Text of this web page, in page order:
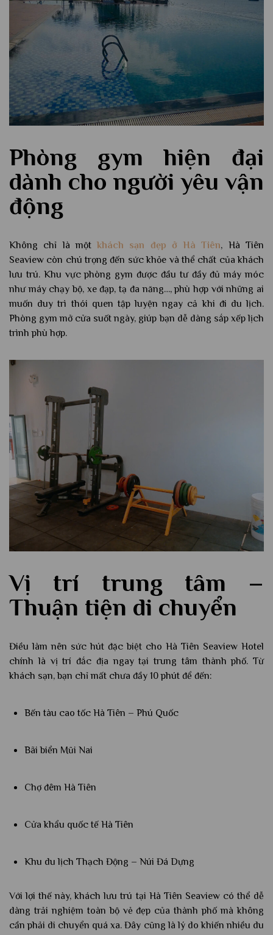
Phòng gym hiện đại
dành cho người yêu vận
động
Không chỉ là mộtkhách sạn đẹp ở Hà Tiên, Hà Tiên
Seaview còn chú trọng đến sức khỏe và thể chất của khách
lưu trú. Khu vực phòng gym được đầu tư đầy đủ máy móc
như máy chạy bộ, xe đạp, tạ đa năng…, phù hợp với những ai
muốn duy trì thói quen tập luyện ngay cả khi đi du lịch.
Phòng gym mở cửa suốt ngày, giúp bạn dễ dàng sắp xếp lịch
trình phù hợp.
Vị trí trung tâm –
Thuận tiện di chuyển
Điều làm nên sức hút đặc biệt cho Hà Tiên Seaview Hotel
chính là vị trí đắc địa ngay tại trung tâm thành phố. Từ
khách sạn, bạn chỉ mất chưa đầy 10 phút để đến:
Bến tàu cao tốc Hà Tiên – Phú Quốc
Bãi biển Mũi Nai
Chợ đêm Hà Tiên
Cửa khẩu quốc tế Hà Tiên
Khu du lịch Thạch Động – Núi Đá Dựng
Với lợi thế này, khách lưu trú tại Hà Tiên Seaview có thể dễ
dàng trải nghiệm toàn bộ vẻ đẹp của thành phố mà không
cần phải di chuyển quá xa. Đây cũng là lý do khiến nhiều du